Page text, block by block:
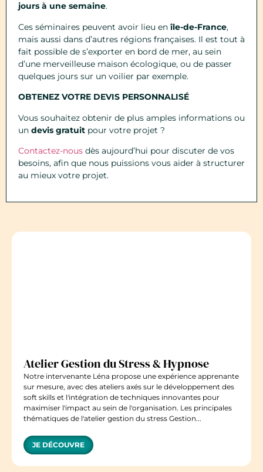
jours à une semaine.
Ces séminaires peuvent avoir lieu en île-de-France,
mais aussi dans d’autres régions françaises. Il est tout à
fait possible de s’exporter en bord de mer, au sein
d’une merveilleuse maison écologique, ou de passer
quelques jours sur un voilier par exemple.
OBTENEZ VOTRE DEVIS PERSONNALISÉ
Vous souhaitez obtenir de plus amples informations ou
un devis gratuit pour votre projet ?
Contactez-nous dès aujourd’hui pour discuter de vos
besoins, afin que nous puissions vous aider à structurer
au mieux votre projet.
Atelier Gestion du Stress & Hypnose
Notre intervenante Léna propose une expérience apprenante
sur mesure, avec des ateliers axés sur le développement des
soft skills et l'intégration de techniques innovantes pour
maximiser l'impact au sein de l'organisation. Les principales
thématiques de l'atelier gestion du stress Gestion...
JE DÉCOUVRE